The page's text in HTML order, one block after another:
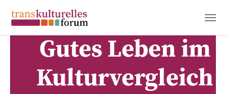
Zum Hauptinhalt springen
Gutes Leben im
Kulturvergleich